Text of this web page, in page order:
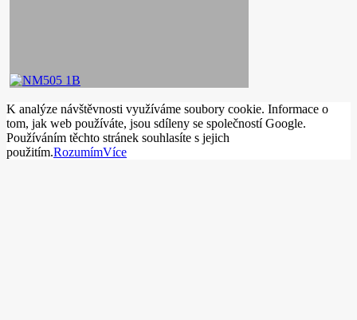
K analýze návštěvnosti využíváme soubory cookie. Informace o
tom, jak web používáte, jsou sdíleny se společností Google.
Používáním těchto stránek souhlasíte s jejich
použitím.RozumímVíce